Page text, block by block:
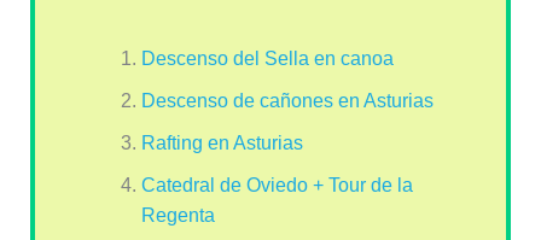
Descenso del Sella en canoa
Descenso de cañones en Asturias
Rafting en Asturias
Catedral de Oviedo + Tour de la
Regenta